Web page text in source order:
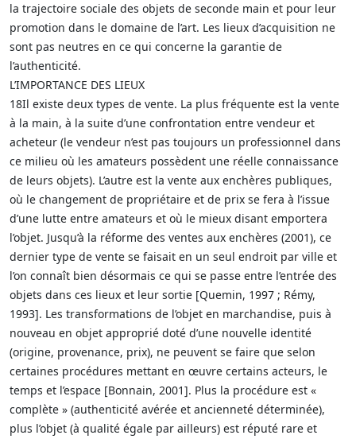
la trajectoire sociale des objets de seconde main et pour leur
promotion dans le domaine de l’art. Les lieux d’acquisition ne
sont pas neutres en ce qui concerne la garantie de
l’authenticité.
L’IMPORTANCE DES LIEUX
18Il existe deux types de vente. La plus fréquente est la vente
à la main, à la suite d’une confrontation entre vendeur et
acheteur (le vendeur n’est pas toujours un professionnel dans
ce milieu où les amateurs possèdent une réelle connaissance
de leurs objets). L’autre est la vente aux enchères publiques,
où le changement de propriétaire et de prix se fera à l’issue
d’une lutte entre amateurs et où le mieux disant emportera
l’objet. Jusqu’à la réforme des ventes aux enchères (2001), ce
dernier type de vente se faisait en un seul endroit par ville et
l’on connaît bien désormais ce qui se passe entre l’entrée des
objets dans ces lieux et leur sortie [Quemin, 1997 ; Rémy,
1993]. Les transformations de l’objet en marchandise, puis à
nouveau en objet approprié doté d’une nouvelle identité
(origine, provenance, prix), ne peuvent se faire que selon
certaines procédures mettant en œuvre certains acteurs, le
temps et l’espace [Bonnain, 2001]. Plus la procédure est «
complète » (authenticité avérée et ancienneté déterminée),
plus l’objet (à qualité égale par ailleurs) est réputé rare et